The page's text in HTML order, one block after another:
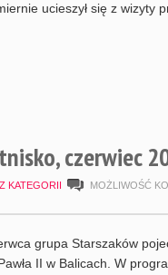
ucieszył się z wizyty
czerwiec
KATEGORII MOŻLIWOŚĆ
grupa Starszaków
II w Balicach. W